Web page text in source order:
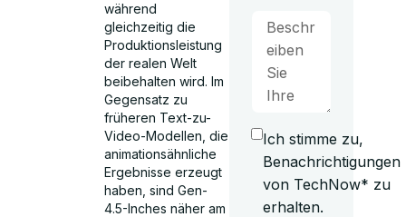
während
gleichzeitig die
Produktionsleistung
der realen Welt
beibehalten wird. Im
Gegensatz zu
früheren Text-zu-
Video-Modellen, die
animationsähnliche
Ergebnisse erzeugt
haben, sind Gen-
4.5-Inches näher am
Ich stimme zu,
Benachrichtigungen
von TechNow* zu
erhalten.